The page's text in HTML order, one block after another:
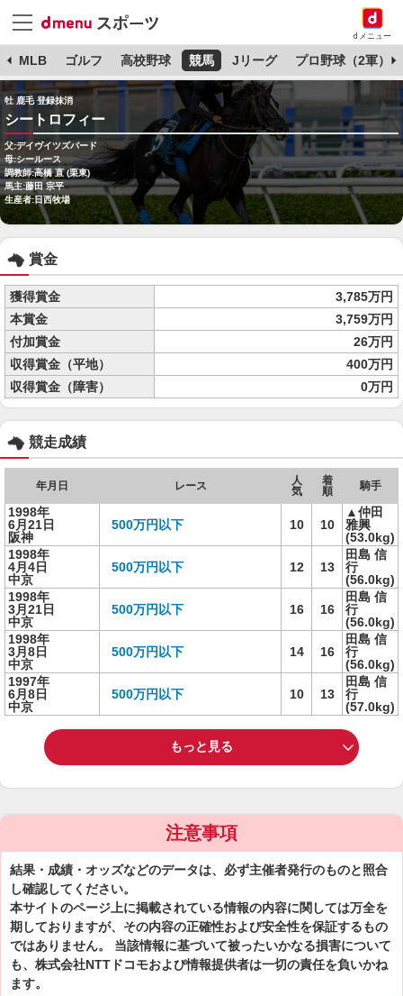
dメニュー
MLB ゴルフ 高校野球 競馬 Jリーグ プロ野球（2軍）
牡 鹿毛 登録抹消
シートロフィー
父:デイヴイツズバード
母:シールース
調教師:高橋 直 (栗東)
馬主:藤田 宗平
生産者:日西牧場
賞金
獲得賞金
3,785万円
本賞金
3,759万円
付加賞金
26万円
収得賞金（平地）
400万円
収得賞金（障害）
0万円
競走成績
年月日 レース
人
気
着
順
騎手
1998年
6月21日
阪神
500万円以下 10 10
▲仲田
雅興
(53.0kg)
1998年
4月4日
中京
500万円以下 12 13
田島 信
行
(56.0kg)
1998年
3月21日
中京
500万円以下 16 16
田島 信
行
(56.0kg)
1998年
3月8日
中京
500万円以下 14 16
田島 信
行
(56.0kg)
1997年
6月8日
中京
500万円以下 10 13
田島 信
行
(57.0kg)
もっと見る
注意事項
結果・成績・オッズなどのデータは、必ず主催者発行のものと照合
し確認してください。
本サイトのページ上に掲載されている情報の内容に関しては万全を
期しておりますが、その内容の正確性および安全性を保証するもの
ではありません。 当該情報に基づいて被ったいかなる損害について
も、株式会社NTTドコモおよび情報提供者は一切の責任を負いかね
ます。